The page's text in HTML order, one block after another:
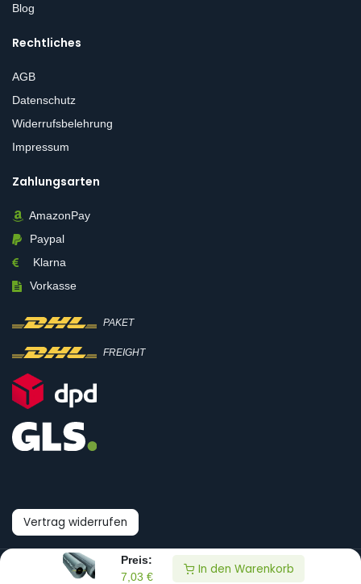
Preis:
7,03 €
In den Warenkorb
Blog
Rechtliches
AGB
Datenschutz
Widerrufsbelehrung
Impressum
Zahlungsarten
AmazonPay
Paypal
Klarna
Vorkasse
PAKET
FREIGHT
Vertrag widerrufen
© Boni-Shop GmbH